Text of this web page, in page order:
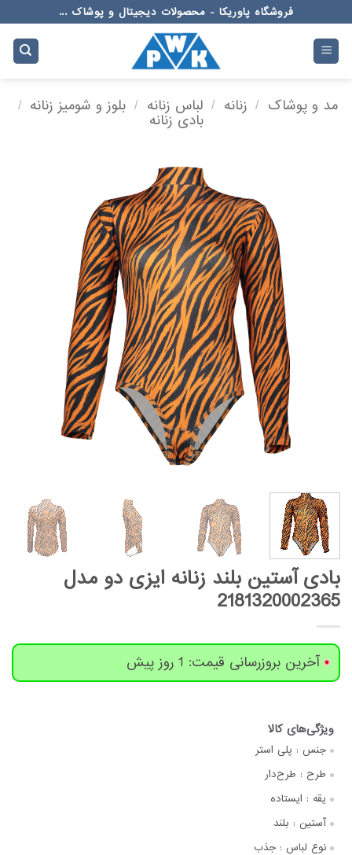
to
content
فروشگاه پاوریکا - محصولات دیجیتال و پوشاک ...
مد و پوشاک / زنانه / لباس زنانه / بلوز و شومیز زنانه /
بادی زنانه
بادی آستین بلند زنانه ایزی دو مدل
2181320002365
آخرین بروزرسانی قیمت: 1 روز پیش
جنس : پلی استر
طرح : طرح‌دار
یقه : ایستاده
آستین : بلند
نوع لباس : جذب